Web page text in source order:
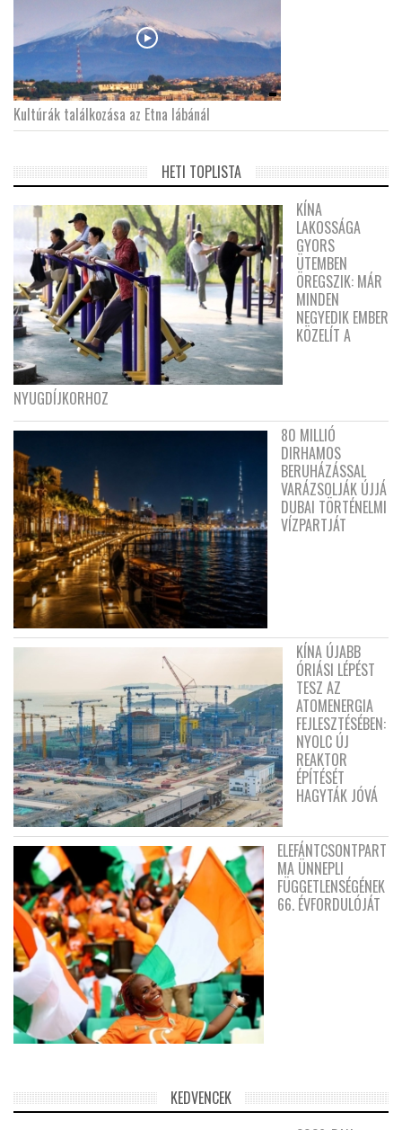
Kultúrák találkozása az Etna lábánál
HETI TOPLISTA
KÍNA
LAKOSSÁGA
GYORS
ÜTEMBEN
ÖREGSZIK: MÁR
MINDEN
NEGYEDIK EMBER
KÖZELÍT A
NYUGDÍJKORHOZ
80 MILLIÓ
DIRHAMOS
BERUHÁZÁSSAL
VARÁZSOLJÁK ÚJJÁ
DUBAI TÖRTÉNELMI
VÍZPARTJÁT
KÍNA ÚJABB
ÓRIÁSI LÉPÉST
TESZ AZ
ATOMENERGIA
FEJLESZTÉSÉBEN:
NYOLC ÚJ
REAKTOR
ÉPÍTÉSÉT
HAGYTÁK JÓVÁ
ELEFÁNTCSONTPART
MA ÜNNEPLI
FÜGGETLENSÉGÉNEK
66. ÉVFORDULÓJÁT
KEDVENCEK